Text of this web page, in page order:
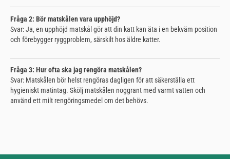
Fråga 2: Bör matskålen vara upphöjd?
Svar: Ja, en upphöjd matskål gör att din katt kan äta i en bekväm position
och förebygger ryggproblem, särskilt hos äldre katter.
Fråga 3: Hur ofta ska jag rengöra matskålen?
Svar: Matskålen bör helst rengöras dagligen för att säkerställa ett
hygieniskt matintag. Skölj matskålen noggrant med varmt vatten och
använd ett milt rengöringsmedel om det behövs.